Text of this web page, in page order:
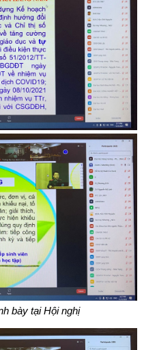
bày tại Hội nghị